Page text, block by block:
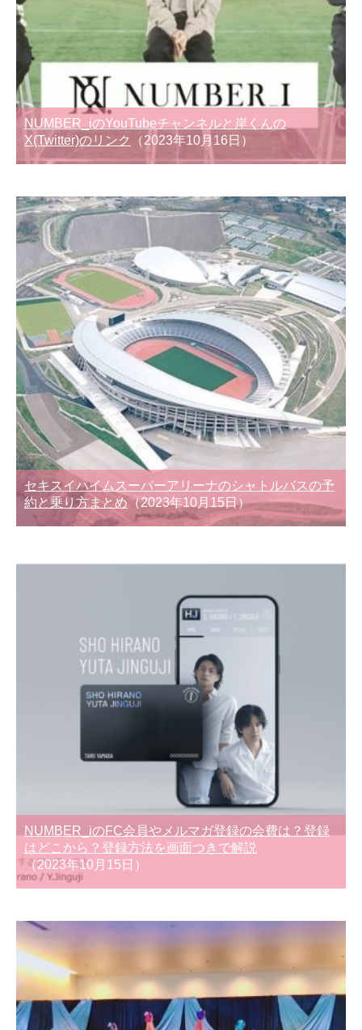
NUMBER_iのYouTubeチャンネルと岸くんの
X(Twitter)のリンク
（2023年10月16日）
セキスイハイムスーパーアリーナのシャトルバスの予
約と乗り方まとめ （2023年10月15日）
NUMBER_iのFC会員やメルマガ登録の会費は？登録
はどこから？登録方法を画面つきで解説
（2023年10月15日）